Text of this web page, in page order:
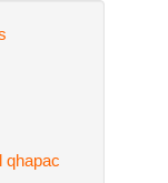
qhapac